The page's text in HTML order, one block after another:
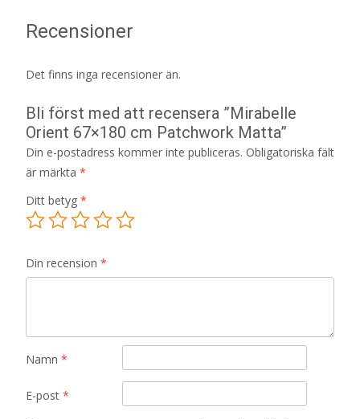
Recensioner
Det finns inga recensioner än.
Bli först med att recensera ”Mirabelle
Orient 67×180 cm Patchwork Matta”
Din e-postadress kommer inte publiceras. Obligatoriska fält
är märkta *
Ditt betyg *
Din recension *
Namn *
E-post *